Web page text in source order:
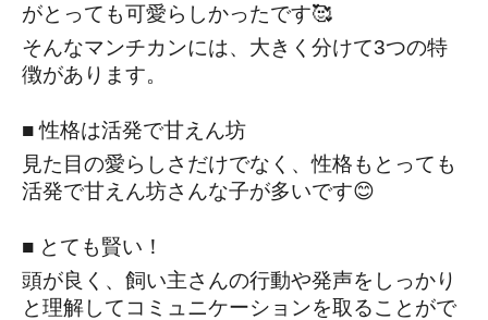
がとっても可愛らしかったです🥰
そんなマンチカンには、大きく分けて3つの特
徴があります。
■ 性格は活発で甘えん坊
見た目の愛らしさだけでなく、性格もとっても
活発で甘えん坊さんな子が多いです😊
■ とても賢い！
頭が良く、飼い主さんの行動や発声をしっかり
と理解してコミュニケーションを取ることがで